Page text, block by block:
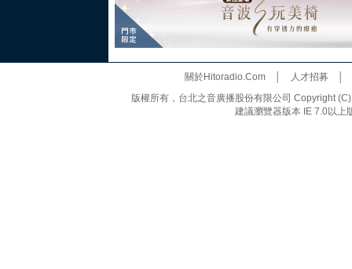
關於Hitoradio.Com│ 人才招募
版權所有，台北之音廣播股份有限公司 Copyright
建議瀏覽器版本 IE 7.0以上